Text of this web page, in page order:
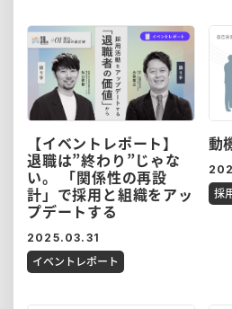
【イベントレポート】
退職は”終わり”じゃな
い。 「関係性の再設
計」で採用と組織をアッ
プデートする
2025.03.31
イベントレポート
動
採